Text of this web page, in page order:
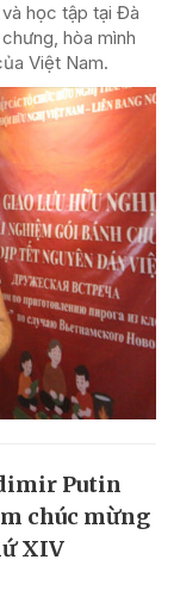
học tập tại Đà
hòa mình
Việt Nam.
Putin
chúc mừng
XIV